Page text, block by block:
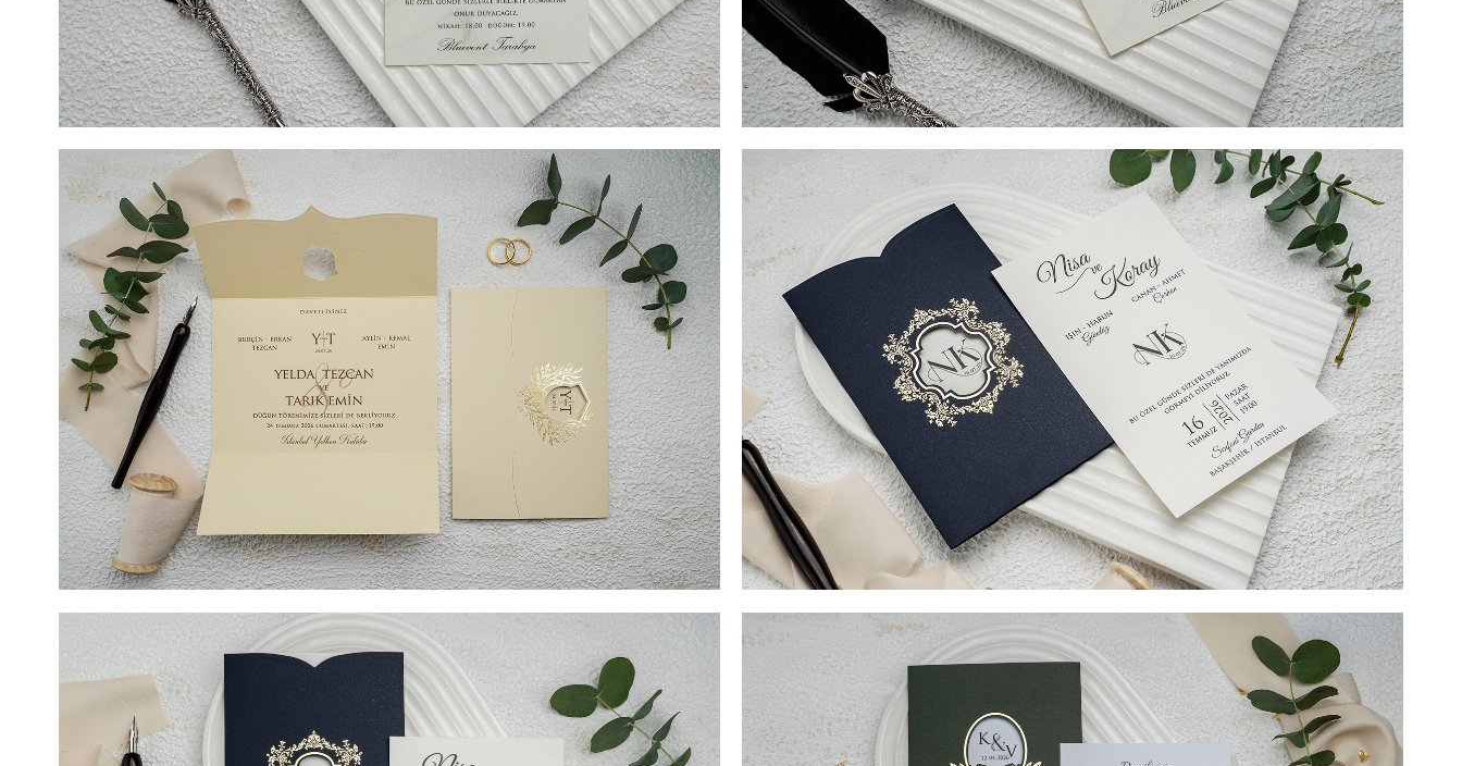
COD- 9156ek / 4,90 LEI (Prețul include tipărirea) + 2 LEI TIPĂRIRE PLIC (Opțional) + 3
LEI SIGILIU CEARĂ (Opțional). DIMENSIUNE 11,3 cm x 11,3 cm. SUPRAFATA DE
TIPARIRE 11,3 cm x 11,3 cm. Semn al elegantei si distinctiei aceasta invitatie de nunta
eleganta va atrage toate privirile. Vă oferim acest model de invitatie de nunta,
confectionat dintr-un carton putin lucios, pe care textul dvs. de nunta va fi tiparit si
pus in evidenta de detaliile atent alese. Invitatia de nunta prezinta cate un orificiu
atat in partea centrala cat si in cea superioara. In aceste decupaje, noi va
recomandam sa treceti numele mirilor si data nuntii. Invitatia nu are plic clasic iar
decupajele vor fi vizibile si atunci cand invitatia este inchisa. Piesa, tip buzunar de
culoare neagra, atat de sobra si eleganta va sublinia atentia mirilor pentru cele mai
mici detalii. Alegeti acest model de invitatie de nunta eleganta si veti impresiona
prin eleganta pe care aceasta o transmite.
COD- 9156ek / 4,90 LEI (Prețul include tipărirea) + 2 LEI TIPĂRIRE PLIC (Opțional) + 3
LEI SIGILIU CEARĂ (Opțional). DIMENSIUNE 11,3 cm x 11,3 cm. SUPRAFATA DE
TIPARIRE 11,3 cm x 11,3 cm. Semn al elegantei si distinctiei aceasta invitatie de nunta
eleganta va atrage toate privirile. Vă oferim acest model de invitatie de nunta,
confectionat dintr-un carton putin lucios, pe care textul dvs. de nunta va fi tiparit si
pus in evidenta de detaliile atent alese. Invitatia de nunta prezinta cate un orificiu
atat in partea centrala cat si in cea superioara. In aceste decupaje, noi va
recomandam sa treceti numele mirilor si data nuntii. Invitatia nu are plic clasic iar
decupajele vor fi vizibile si atunci cand invitatia este inchisa. Piesa, tip buzunar de
culoare neagra, atat de sobra si eleganta va sublinia atentia mirilor pentru cele mai
mici detalii. Alegeti acest model de invitatie de nunta eleganta si veti impresiona
prin eleganta pe care aceasta o transmite.
COD- 9158ek / 4,90 LEI (Prețul include tipărirea) + 2 LEI TIPĂRIRE PLIC (Opțional) + 3
LEI SIGILIU CEARĂ (Opțional). DIMENSIUNE 18,1 cm x 28,1 cm. SUPRAFATA DE
TIPARIRE 10 cm x 18,1 cm. invitație de nunta, confectionate dintr-un carton putin
lucios, fara striatii pe care va fi imprimat textul ales si personalizat in functie de
evenimentul dvs. Model elegant, aceasta invitatie de nunta are un decupaj care va fi
vizibil si atunci cand invitatia de nunta va fi inchisa. Decupajul este pus in evidenta
de modelul auriu iar in interiorul lui noi sugeram sa fie trecute numele mirilor,
initialele mirilor sau chiar data nuntii. Invitatia va fi ulterior pliata iar modelul auriu
din exterior va oferi o nota de eleganta.
COD- 9162ek / 4,90 LEI (Prețul include tipărirea) + 2 LEI TIPĂRIRE PLIC (Opțional) + 3
LEI SIGILIU CEARĂ (Opțional). DIMENSIUNE 10,7 cm x 17,4 cm. SUPRAFATA DE
TIPARIRE 10,7 cm x 17,4 cm. Invitație de nunta, confectionate dintr-un carton putin
lucios fara striatii, destinat textului. Acesta se introduce intr-o piesa tip buzunar.
Invitatia prezinta un mic decupaj, loc in care noi recomandam sa se scrie numele
mirilor, initialele acestora sau chiar data evenimentului, astfel incat atunci cand
invitatia este inchisa, acest text se vede in exterior.Invitatia nu contine plic
clasic.Invitatia se personalizeaza cu textul pe care il doriti, corespunzator
evenimentului dumneavoastra.